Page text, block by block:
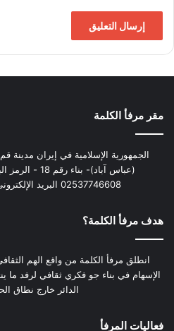
مقر مرفأ الكلمة
الجمهورية الإسلامية في إيران
02537746608 البريد الإلكتروني: info@al-marfa.net
هدف مرفأ الكلمة؟
انطلق مرفأ الكلمة من واقع الهم
الإسهام في بناء جو فكري ثقافي لرفد ما
الدائر خارج نطاق
فعاليات المرفأ